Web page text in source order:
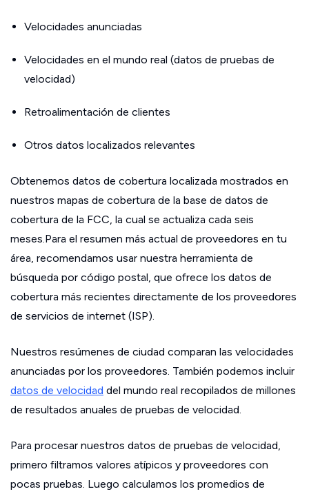
Velocidades anunciadas
Velocidades en el mundo real (datos de pruebas de
velocidad)
Retroalimentación de clientes
Otros datos localizados relevantes
Obtenemos datos de cobertura localizada mostrados en
nuestros mapas de cobertura de la base de datos de
cobertura de la FCC, la cual se actualiza cada seis
meses.Para el resumen más actual de proveedores en tu
área, recomendamos usar nuestra herramienta de
búsqueda por código postal, que ofrece los datos de
cobertura más recientes directamente de los proveedores
de servicios de internet (ISP).
Nuestros resúmenes de ciudad comparan las velocidades
anunciadas por los proveedores. También podemos incluir
datos de velocidad del mundo real recopilados de millones
de resultados anuales de pruebas de velocidad.
Para procesar nuestros datos de pruebas de velocidad,
primero filtramos valores atípicos y proveedores con
pocas pruebas. Luego calculamos los promedios de